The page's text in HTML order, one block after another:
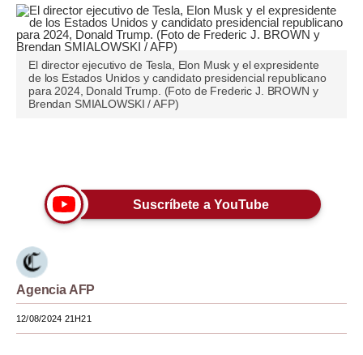
Opinión
Editorial
Pregunta de hoy
Blogs
Viajes
Estilos
Mundo
EEUU
El director ejecutivo de Tesla, Elon Musk y el expresidente
de los Estados Unidos y candidato presidencial republicano
para 2024, Donald Trump. (Foto de Frederic J. BROWN y
Brendan SMIALOWSKI / AFP)
Suscríbete a YouTube
Agencia AFP
12/08/2024 21H21